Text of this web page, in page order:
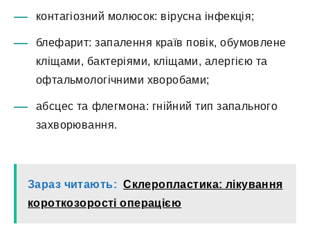
контагіозний молюсок: вірусна інфекція;
блефарит: запалення країв повік, обумовлене
кліщами, бактеріями, кліщами, алергією та
офтальмологічними хворобами;
абсцес та флегмона: гнійний тип запального
захворювання.
Зараз читають: Склеропластика: лікування
короткозорості операцією